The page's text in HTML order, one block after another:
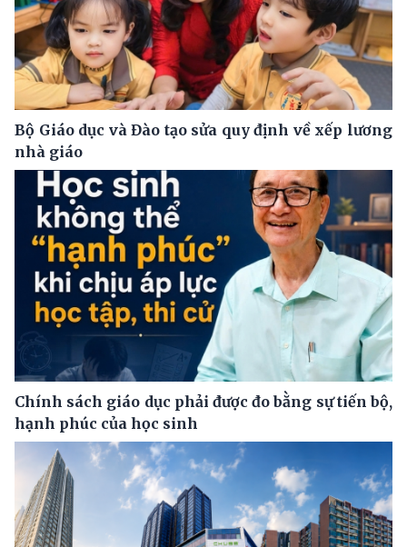
Bộ Giáo dục và Đào tạo sửa quy định về xếp lương
nhà giáo
Chính sách giáo dục phải được đo bằng sự tiến bộ,
hạnh phúc của học sinh